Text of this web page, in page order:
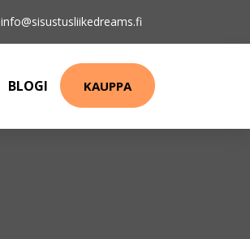
info@sisustusliikedreams.fi
BLOGI KAUPPA